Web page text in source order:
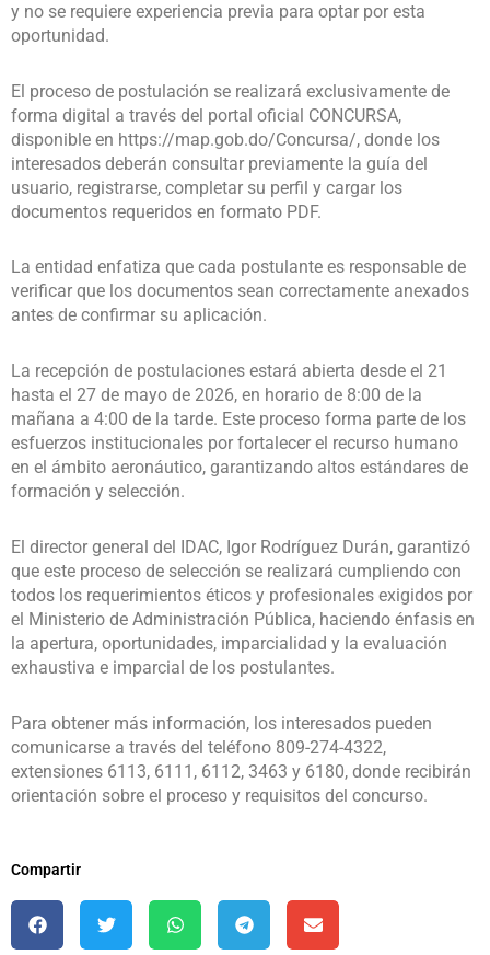
y no se requiere experiencia previa para optar por esta
oportunidad.
El proceso de postulación se realizará exclusivamente de
forma digital a través del portal oficial CONCURSA,
disponible en https://map.gob.do/Concursa/, donde los
interesados deberán consultar previamente la guía del
usuario, registrarse, completar su perfil y cargar los
documentos requeridos en formato PDF.
La entidad enfatiza que cada postulante es responsable de
verificar que los documentos sean correctamente anexados
antes de confirmar su aplicación.
La recepción de postulaciones estará abierta desde el 21
hasta el 27 de mayo de 2026, en horario de 8:00 de la
mañana a 4:00 de la tarde. Este proceso forma parte de los
esfuerzos institucionales por fortalecer el recurso humano
en el ámbito aeronáutico, garantizando altos estándares de
formación y selección.
El director general del IDAC, Igor Rodríguez Durán, garantizó
que este proceso de selección se realizará cumpliendo con
todos los requerimientos éticos y profesionales exigidos por
el Ministerio de Administración Pública, haciendo énfasis en
la apertura, oportunidades, imparcialidad y la evaluación
exhaustiva e imparcial de los postulantes.
Para obtener más información, los interesados pueden
comunicarse a través del teléfono 809-274-4322,
extensiones 6113, 6111, 6112, 3463 y 6180, donde recibirán
orientación sobre el proceso y requisitos del concurso.
Compartir